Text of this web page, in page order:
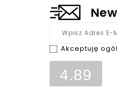
Akceptuję
4.89